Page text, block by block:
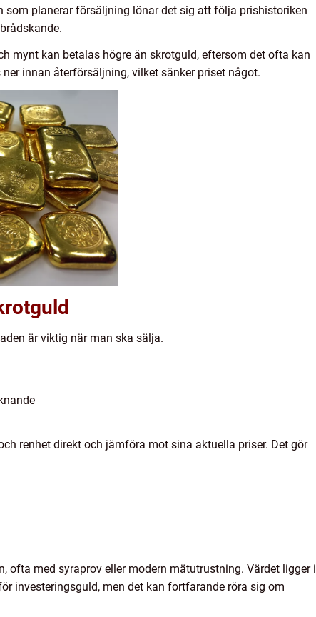
planerar försäljning lönar det sig att följa prishistoriken
mynt kan betalas högre än skrotguld, eftersom det ofta kan
innan återförsäljning, vilket sänker priset något.
är viktig när man ska sälja.
renhet direkt och jämföra mot sina aktuella priser. Det gör
ofta med syraprov eller modern mätutrustning. Värdet ligger i
investeringsguld, men det kan fortfarande röra sig om